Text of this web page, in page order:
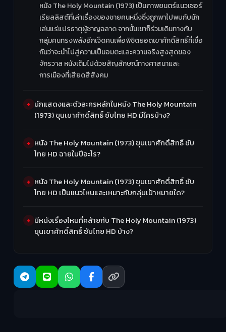
หนัง The Holy Mountain (1973) เป็นภาพยนตร์แนวเซอร์
เรียลลิสต์ที่เล่าเรื่องของชายคนหนึ่งซึ่งถูกพาไปพบกับนัก
เล่นแร่แปรธาตุผู้ชาญฉลาด จากนั้นเขาก็ร่วมเดินทางกับ
กลุ่มคนทรงพลังอีกเจ็ดคนเพื่อพิชิตยอดเขาศักดิ์สิทธิ์ที่เชื่อ
กันว่าจะนำไปสู่ความเป็นอมตะและความจริงสูงสุดของ
จักรวาล หนังเต็มไปด้วยสัญลักษณ์ทางศาสนาและ
การเมืองที่เสียดสีสังคม
นักแสดงและตัวละครหลักในหนัง The Holy Mountain
(1973) ขุนเขาศักดิ์สิทธิ์ ซับไทย HD มีใครบ้าง?
หนัง The Holy Mountain (1973) ขุนเขาศักดิ์สิทธิ์ ซับ
ไทย HD ฉายในปีอะไร?
หนัง The Holy Mountain (1973) ขุนเขาศักดิ์สิทธิ์ ซับ
ไทย HD เป็นแนวไหนและเหมาะกับกลุ่มเป้าหมายใด?
มีหนังเรื่องไหนที่คล้ายกับ The Holy Mountain (1973)
ขุนเขาศักดิ์สิทธิ์ ซับไทย HD บ้าง?